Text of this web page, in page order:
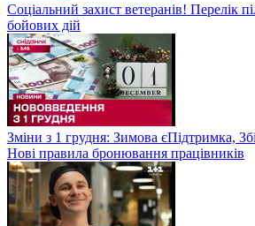
Соціальний захист ветеранів! Перелік
бойових дій
Зміни з 1 грудня: Зимова єПідтримка,
Нові правила бронювання працівників